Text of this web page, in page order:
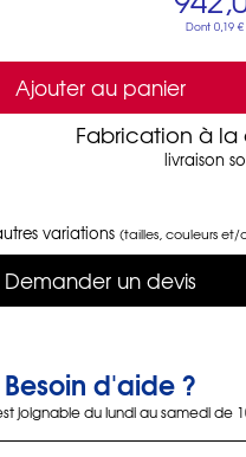
Dont 0,19 €
Ajouter au panier
Fabrication à
livraison
variations (tailles, couleurs
Demander un devis
Besoin d'aide ?
joignable du lundi au samedi de